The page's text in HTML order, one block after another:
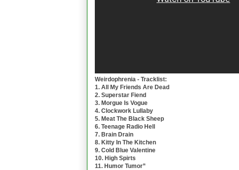
Weirdophrenia - Tracklist:
1. All My Friends Are Dead
2. Superstar Fiend
3. Morgue Is Vogue
4. Clockwork Lullaby
5. Meat The Black Sheep
6. Teenage Radio Hell
7. Brain Drain
8. Kitty In The Kitchen
9. Cold Blue Valentine
10. High Spirts
11. Humor Tumor”